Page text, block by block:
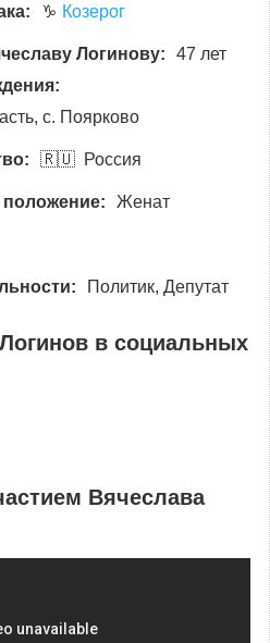
♑ Козерог
Логинову:
47 лет
с. Поярково
🇷🇺 Россия
Женат
Политик, Депутат
в социальных
Вячеслава